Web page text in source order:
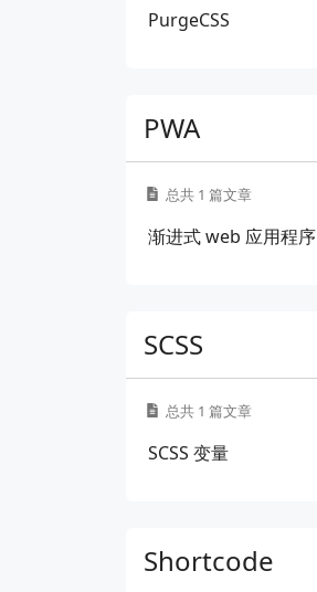
PurgeCSS
PWA
总共 1 篇文章
渐进式 web 应用程序
SCSS
总共 1 篇文章
SCSS 变量
Shortcode